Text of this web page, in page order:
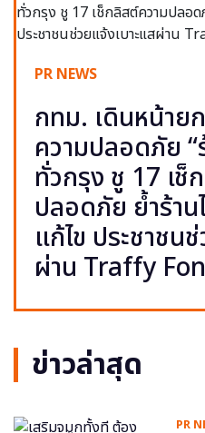
PR NEWS
กทม. เดินหน้าย
ความปลอดภัย
ทั่วกรุง ชู 17 เช็
ปลอดภัย ย้ำร้า
แก้ไข ประชาชน
ผ่าน Traffy
ข่าวล่าสุด
PR